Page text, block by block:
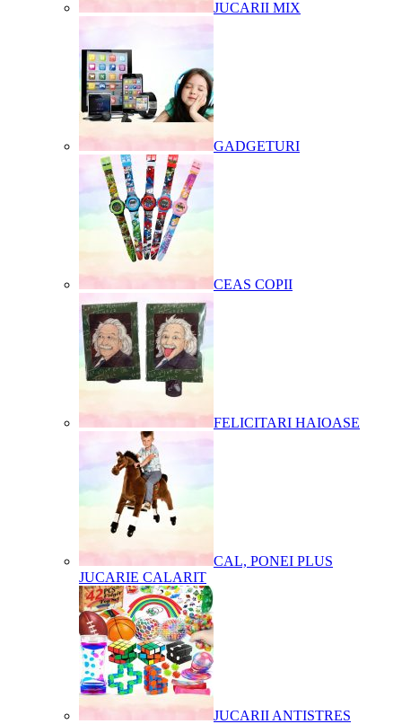
JUCARII MIX
GADGETURI
CEAS COPII
FELICITARI HAIOASE
CAL, PONEI PLUS
JUCARIE CALARIT
JUCARII ANTISTRES